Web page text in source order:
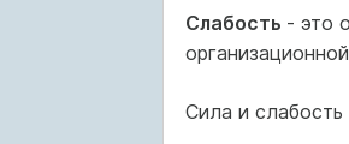
Слабость - это
Сила и слабость